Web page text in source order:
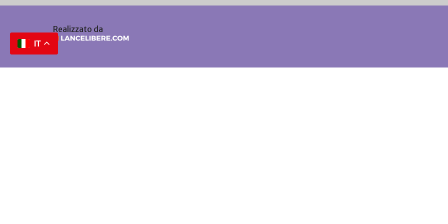
Realizzato da
IT